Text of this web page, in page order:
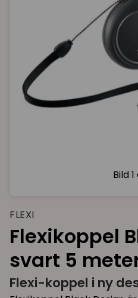
Bild
FLEXI
Flexikoppel
svart 5
Flexi-koppel i ny